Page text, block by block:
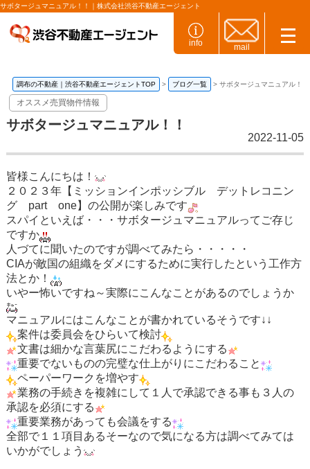
サボタージュマニュアル！！｜株式会社渋谷不動産エージェント
info mail
調布の不動産｜渋谷不動産エージェントTOP ブログ一覧 サボタージュマニュアル！！
オススメ売買物件情報
サボタージュマニュアル！！
2022-11-05
皆様こんにちは！
２０２３年【ミッションインポッシブル デットレコニン
グ part one】の公開が楽しみです
スパイといえば・・・サボタージュマニュアルってご存じ
ですか
人づてに聞いたのですが調べてみたら・・・・・
CIAが敵国の組織をダメにするために実行したという工作方
法とか！
いやー怖いですね～実際にこんなことがあるのでしょうか
マニュアルにはこんなことが書かれているそうです↓↓
案件は委員会をひらいて検討
文書は細かな言葉尻にこだわるようにする
重要でないものの完璧な仕上がりにこだわること
ペーパーワークを増やす
業務の手続きを複雑にして１人で承認できる事も３人の
承認を必須にする
重要業務があっても会議をする
全部で１１項目あるそーなので気になる方は調べてみては
いかがでしょう